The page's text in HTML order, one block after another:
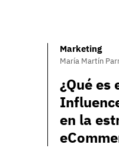
Marketing
María Martín
¿Qué es
en la